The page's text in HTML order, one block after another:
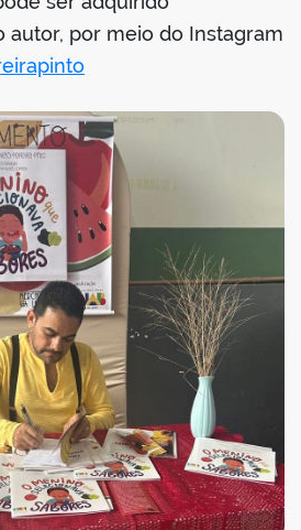
autor, por meio do Instagram